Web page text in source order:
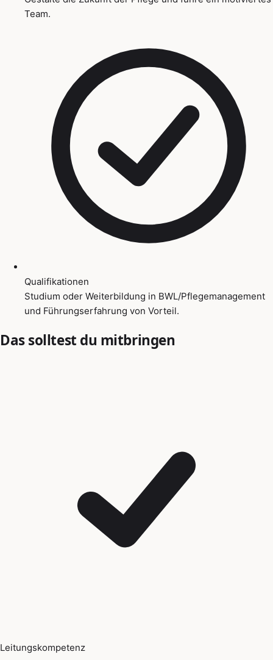
Team.
Qualifikationen
Studium oder Weiterbildung in BWL/Pflegemanagement
und Führungserfahrung von Vorteil.
Das solltest du mitbringen
Leitungskompetenz